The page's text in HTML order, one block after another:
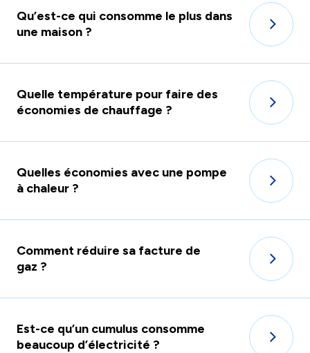
Qu’est-ce qui consomme le plus dans
une maison ?
Quelle température pour faire des
économies de chauffage ?
Quelles économies avec une pompe
à chaleur ?
Comment réduire sa facture de
gaz ?
Est-ce qu’un cumulus consomme
beaucoup d’électricité ?